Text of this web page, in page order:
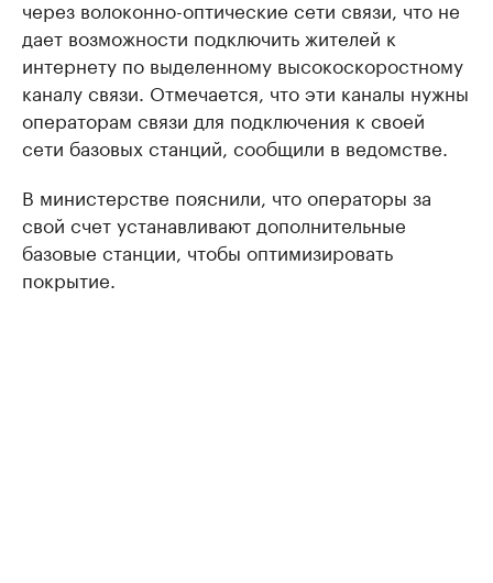
через волоконно-оптические сети связи, что не
дает возможности подключить жителей к
интернету по выделенному высокоскоростному
каналу связи. Отмечается, что эти каналы нужны
операторам связи для подключения к своей
сети базовых станций, сообщили в ведомстве.
В министерстве пояснили, что операторы за
свой счет устанавливают дополнительные
базовые станции, чтобы оптимизировать
покрытие.